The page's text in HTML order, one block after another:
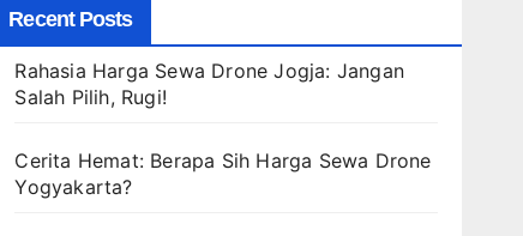
Recent Posts
Rahasia Harga Sewa Drone Jogja: Jangan
Salah Pilih, Rugi!
Cerita Hemat: Berapa Sih Harga Sewa Drone
Yogyakarta?